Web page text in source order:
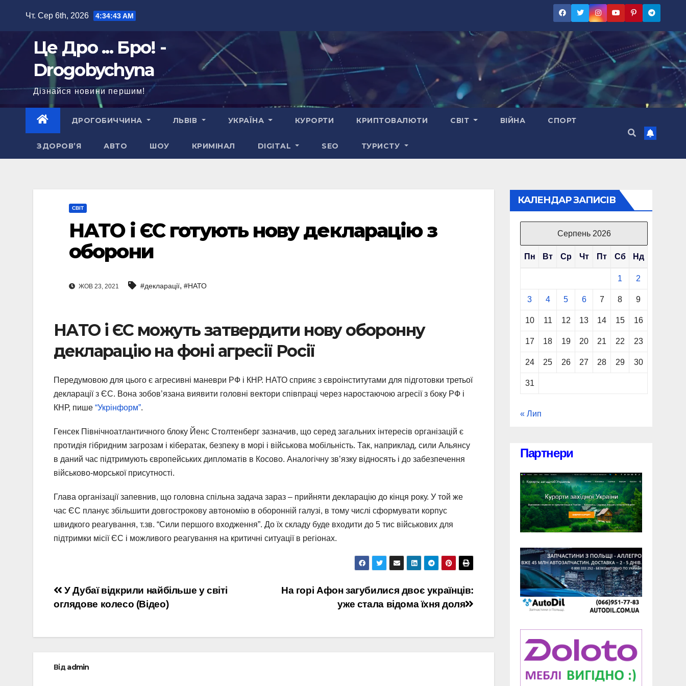
Чт. Сер 6th, 2026 4:34:44 AM
Це Дро ... Бро! -
Drogobychyna
Дізнайся новини першим!
ДРОГОБИЧЧИНА ЛЬВІВ УКРАЇНА КУРОРТИ КРИПТОВАЛЮТИ СВІТ ВІЙНА СПОРТ
ЗДОРОВ’Я АВТО ШОУ КРИМІНАЛ DIGITAL SEO ТУРИСТУ
СВІТ
НАТО і ЄС готують нову декларацію з
оборони
ЖОВ 23, 2021 #декларації, #НАТО
НАТО і ЄС можуть затвердити нову оборонну
декларацію на фоні агресії Росії
Передумовою для цього є агресивні маневри РФ і КНР. НАТО сприяє з євроінститутами для підготовки третьої
декларації з ЄС. Вона зобов’язана виявити головні вектори співпраці через наростаючою агресії з боку РФ і
КНР, пише “Укрінформ”.
Генсек Північноатлантичного блоку Йенс Столтенберг зазначив, що серед загальних інтересів організацій є
протидія гібридним загрозам і кібератак, безпеку в морі і військова мобільність. Так, наприклад, сили Альянсу
в даний час підтримують європейських дипломатів в Косово. Аналогічну зв’язку відносять і до забезпечення
військово-морської присутності.
Глава організації запевнив, що головна спільна задача зараз – прийняти декларацію до кінця року. У той же
час ЄС планує збільшити довгострокову автономію в оборонній галузі, в тому числі сформувати корпус
швидкого реагування, т.зв. “Сили першого входження”. До їх складу буде входити до 5 тис військових для
підтримки місії ЄС і можливого реагування на критичні ситуації в регіонах.
Навігація
записів
На горі Афон загубилися двоє українців:
уже стала відома їхня доля
У Дубаї відкрили найбільше у світі
оглядове колесо (Відео)
Відadmin
КАЛЕНДАР ЗАПИСІВ
Серпень 2026
Пн Вт Ср Чт Пт Сб Нд
1 2
3 4 5 6 7 8 9
10 11 12 13 14 15 16
17 18 19 20 21 22 23
24 25 26 27 28 29 30
31
« Лип
Партнери